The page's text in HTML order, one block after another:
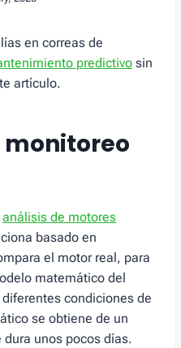
en correas de
predictivo sin
artículo.
monitoreo
análisis de motores
basado en
el motor real, para
matemático del
condiciones de
se obtiene de un
unos pocos días.